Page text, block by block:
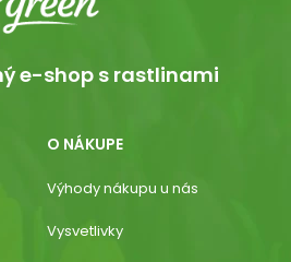
e-shop s rastlinami
O NÁKUPE
Výhody nákupu u nás
Vysvetlivky